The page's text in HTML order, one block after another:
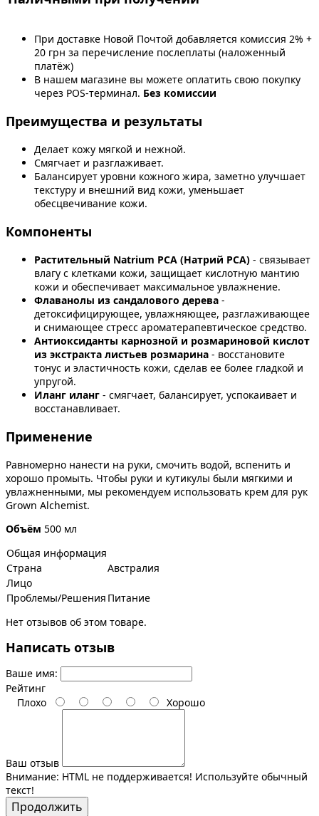
При доставке Новой Почтой добавляется комиссия 2% +
20 грн за перечисление послеплаты (наложенный
платёж)
В нашем магазине вы можете оплатить свою покупку
через POS-терминал. Без комиссии
Преимущества и результаты
Делает кожу мягкой и нежной.
Смягчает и разглаживает.
Балансирует уровни кожного жира, заметно улучшает
текстуру и внешний вид кожи, уменьшает
обесцвечивание кожи.
Компоненты
Растительный Natrium PCA (Натрий PCA) - связывает
влагу с клетками кожи, защищает кислотную мантию
кожи и обеспечивает максимальное увлажнение.
Флаванолы из сандалового дерева -
детоксифицирующее, увлажняющее, разглаживающее
и снимающее стресс ароматерапевтическое средство.
Антиоксиданты карнозной и розмариновой кислот
из экстракта листьев розмарина - восстановите
тонус и эластичность кожи, сделав ее более гладкой и
упругой.
Иланг иланг - смягчает, балансирует, успокаивает и
восстанавливает.
Применение
Равномерно нанести на руки, смочить водой, вспенить и
хорошо промыть. Чтобы руки и кутикулы были мягкими и
увлажненными, мы рекомендуем использовать крем для рук
Grown Alchemist.
Объём 500 мл
Общая информация
Страна
Австралия
Лицо
Проблемы/Решения Питание
Нет отзывов об этом товаре.
Написать отзыв
Ваше имя:
Рейтинг
Плохо
Хорошо
Ваш отзыв
Внимание: HTML не поддерживается! Используйте обычный
текст!
Продолжить